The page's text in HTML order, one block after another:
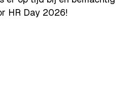
HR Day 2026!